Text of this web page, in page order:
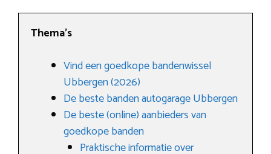
Thema’s
Vind een goedkope bandenwissel
Ubbergen (2026)
De beste banden autogarage Ubbergen
De beste (online) aanbieders van
goedkope banden
Praktische informatie over